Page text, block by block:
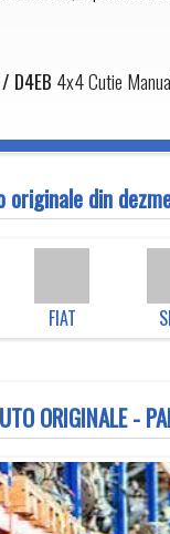
D4EB 4x4 Cutie
din
FIAT
ORIGINALE -